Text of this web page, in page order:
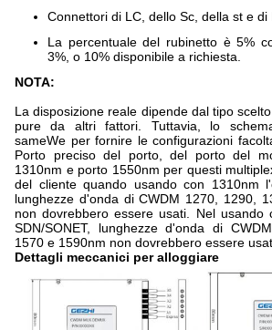
Connettori di LC, dello Sc, della st e di
La percentuale del rubinetto è 5%
3%, o 10% disponibile a richiesta.
NOTA:
La disposizione reale dipende dal tipo
pure da altri fattori. Tuttavia, lo
sameWe per fornire le configurazioni
Porto preciso del porto, del porto del
1310nm e porto 1550nm per questi
del cliente quando usando con 1310nm
lunghezze d'onda di CWDM 1270, 1290,
non dovrebbero essere usati. Nel usando
SDN/SONET, lunghezze d'onda di
1570 e 1590nm non dovrebbero essere
Dettagli meccanici per alloggiare